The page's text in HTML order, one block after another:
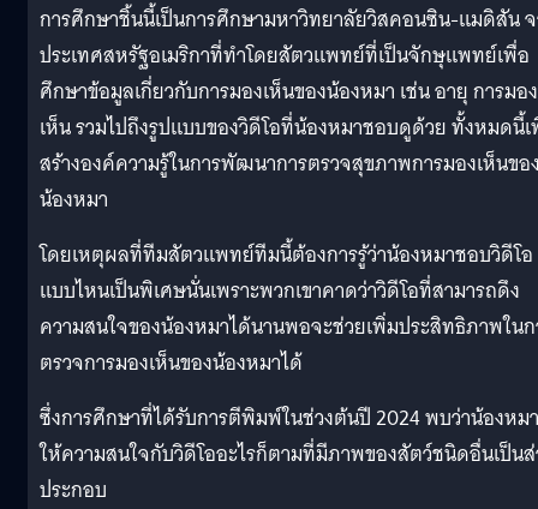
การศึกษาชิ้นนี้เป็นการศึกษามหาวิทยาลัยวิสคอนซิน-แมดิสัน
ประเทศสหรัฐอเมริกาที่ทำโดยสัตวแพทย์ที่เป็นจักษุแพทย์เพื่อ
ศึกษาข้อมูลเกี่ยวกับการมองเห็นของน้องหมา เช่น อายุ การมอง
เห็น รวมไปถึงรูปแบบของวิดีโอที่น้องหมาชอบดูด้วย ทั้งหมดนี้
สร้างองค์ความรู้ในการพัฒนาการตรวจสุขภาพการมองเห็นขอ
น้องหมา
โดยเหตุผลที่ทีมสัตวแพทย์ทีมนี้ต้องการรู้ว่าน้องหมาชอบวิดีโอ
แบบไหนเป็นพิเศษนั่นเพราะพวกเขาคาดว่าวิดีโอที่สามารถดึง
ความสนใจของน้องหมาได้นานพอจะช่วยเพิ่มประสิทธิภาพใน
ตรวจการมองเห็นของน้องหมาได้
ซึ่งการศึกษาที่ได้รับการตีพิมพ์ในช่วงต้นปี 2024 พบว่าน้องหมา
ให้ความสนใจกับวิดีโออะไรก็ตามที่มีภาพของสัตว์ชนิดอื่นเป็น
ประกอบ